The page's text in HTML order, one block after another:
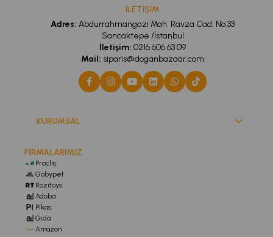
İLETİŞİM
Adres: Abdurrahmangazi Mah. Ravza Cad. No:33
Sancaktepe /İstanbul
İletişim: 0216 606 63 09
Mail: siparis@doganbazaar.com
KURUMSAL
FİRMALARIMIZ
Proclis
Gobypet
Rozitoys
Adoba
Pikas
Gıda
Amazon